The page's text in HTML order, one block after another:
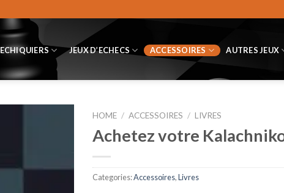
ECHIQUIERS JEUX D’ECHECS ACCESSOIRES AUTRES JEUX
HOME / ACCESSOIRES / LIVRES
Achetez votre
Categories:Accessoires,Livres